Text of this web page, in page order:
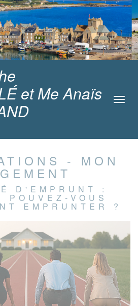
et Me Anaïs
- MON
D'EMPRUNT :
POUVEZ-VOUS
EMPRUNTER ?